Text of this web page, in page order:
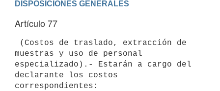
DISPOSICIONES GENERALES
Artículo 77
muestras y uso de personal
especializado).- Estarán a cargo del
declarante los costos
correspondientes: